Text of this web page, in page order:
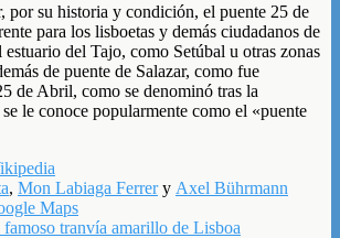
por su historia y condición, el puente 25 de
para los lisboetas y demás ciudadanos de
estuario del Tajo, como Setúbal u otras zonas
de puente de Salazar, como fue
de Abril, como se denominó tras la
le conoce popularmente como el «puente
, Mon Labiaga Ferrery Axel Bührmann
Maps
tranvía amarillo de Lisboa